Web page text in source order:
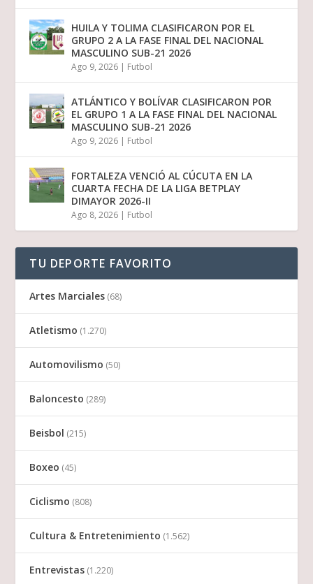
HUILA Y TOLIMA CLASIFICARON POR EL
GRUPO 2 A LA FASE FINAL DEL NACIONAL
MASCULINO SUB-21 2026
Ago 9, 2026 | Futbol
ATLÁNTICO Y BOLÍVAR CLASIFICARON POR
EL GRUPO 1 A LA FASE FINAL DEL NACIONAL
MASCULINO SUB-21 2026
Ago 9, 2026 | Futbol
FORTALEZA VENCIÓ AL CÚCUTA EN LA
CUARTA FECHA DE LA LIGA BETPLAY
DIMAYOR 2026-II
Ago 8, 2026 | Futbol
TU DEPORTE FAVORITO
Artes Marciales (68)
Atletismo (1.270)
Automovilismo (50)
Baloncesto (289)
Beisbol (215)
Boxeo (45)
Ciclismo (808)
Cultura & Entretenimiento (1.562)
Entrevistas (1.220)